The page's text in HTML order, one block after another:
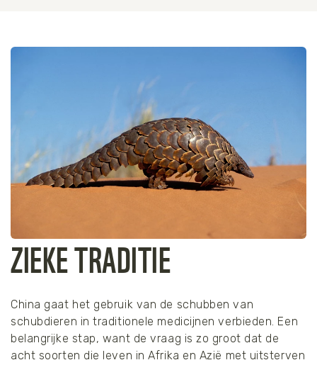
ZIEKE TRADITIE
China gaat het gebruik van de schubben van
schubdieren in traditionele medicijnen verbieden. Een
belangrijke stap, want de vraag is zo groot dat de
acht soorten die leven in Afrika en Azië met uitsterven